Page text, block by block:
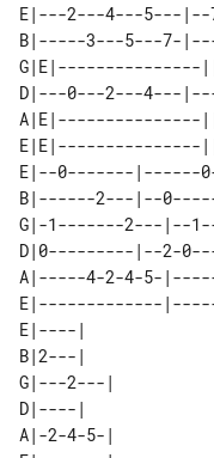
E|---2---4---5---
B|-----3---5---7-
D|---0---2---4---
E|--0-------|------
B|------2---|--
G|-1-------2---|--
D|0---------|--2-
A|-----4-2-4-5-
E|-------------
E|----|
B|2---|
G|---2---|
D|----|
A|-2-4-5-|